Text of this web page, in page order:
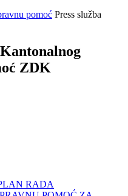
pomoć Press služba
ZDK
RADA